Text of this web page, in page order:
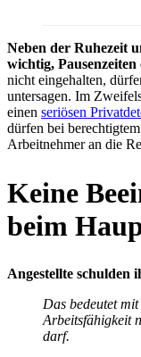
Neben der Ruhezeit
wichtig,
nicht eingehalten,
untersagen. Im
einen seriösen
dürfen bei
Arbeitnehmer an die
Keine
beim
Angestellte schulden
Das bedeutet
Arbeitsfähigkeit
darf.